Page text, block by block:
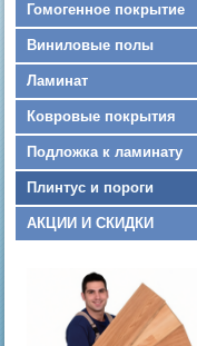
Гомогенное покрытие
Виниловые полы
Ламинат
Ковровые покрытия
Подложка к ламинату
Плинтус и пороги
АКЦИИ И СКИДКИ